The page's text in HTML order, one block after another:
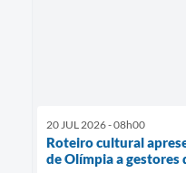
20 JUL 2026 - 08h00
Roteiro cultural
de Olímpia a gestores